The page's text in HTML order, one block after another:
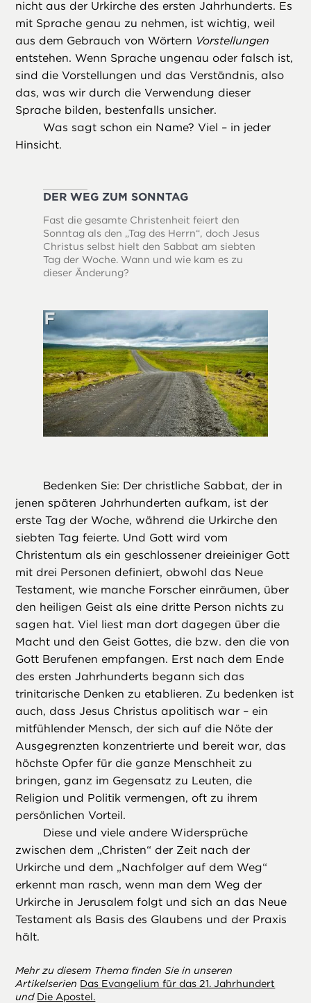
nicht aus der Urkirche des ersten Jahrhunderts. Es
mit Sprache genau zu nehmen, ist wichtig, weil
aus dem Gebrauch von Wörtern Vorstellungen
entstehen. Wenn Sprache ungenau oder falsch ist,
sind die Vorstellungen und das Verständnis, also
das, was wir durch die Verwendung dieser
Sprache bilden, bestenfalls unsicher.
Was sagt schon ein Name? Viel – in jeder
Hinsicht.
DER WEG ZUM SONNTAG
Fast die gesamte Christenheit feiert den
Sonntag als den „Tag des Herrn“, doch Jesus
Christus selbst hielt den Sabbat am siebten
Tag der Woche. Wann und wie kam es zu
dieser Änderung?
Bedenken Sie: Der christliche Sabbat, der in
jenen späteren Jahrhunderten aufkam, ist der
erste Tag der Woche, während die Urkirche den
siebten Tag feierte. Und Gott wird vom
Christentum als ein geschlossener dreieiniger Gott
mit drei Personen definiert, obwohl das Neue
Testament, wie manche Forscher einräumen, über
den heiligen Geist als eine dritte Person nichts zu
sagen hat. Viel liest man dort dagegen über die
Macht und den Geist Gottes, die bzw. den die von
Gott Berufenen empfangen. Erst nach dem Ende
des ersten Jahrhunderts begann sich das
trinitarische Denken zu etablieren. Zu bedenken ist
auch, dass Jesus Christus apolitisch war – ein
mitfühlender Mensch, der sich auf die Nöte der
Ausgegrenzten konzentrierte und bereit war, das
höchste Opfer für die ganze Menschheit zu
bringen, ganz im Gegensatz zu Leuten, die
Religion und Politik vermengen, oft zu ihrem
persönlichen Vorteil.
Diese und viele andere Widersprüche
zwischen dem „Christen“ der Zeit nach der
Urkirche und dem „Nachfolger auf dem Weg“
erkennt man rasch, wenn man dem Weg der
Urkirche in Jerusalem folgt und sich an das Neue
Testament als Basis des Glaubens und der Praxis
hält.
Mehr zu diesem Thema finden Sie in unseren
Artikelserien Das Evangelium für das 21. Jahrhundert
und Die Apostel.